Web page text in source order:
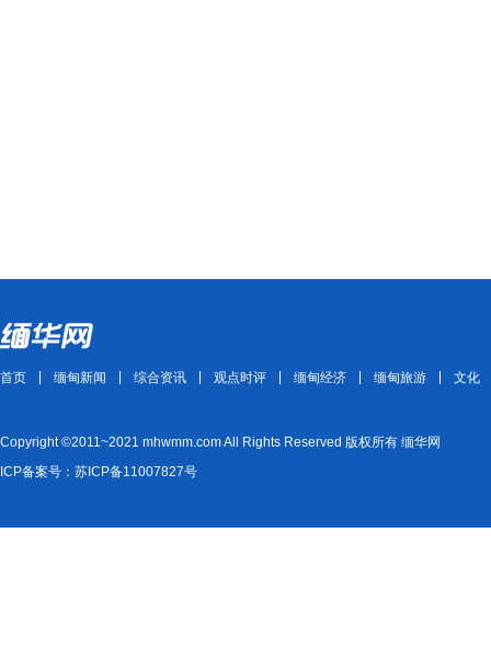
首页 缅甸新闻 综合资讯 观点时评 缅甸经济 缅甸旅游 文化
Copyright ©2011~2021 mhwmm.com All Rights Reserved 版权所有 缅华网
ICP备案号：苏ICP备11007827号